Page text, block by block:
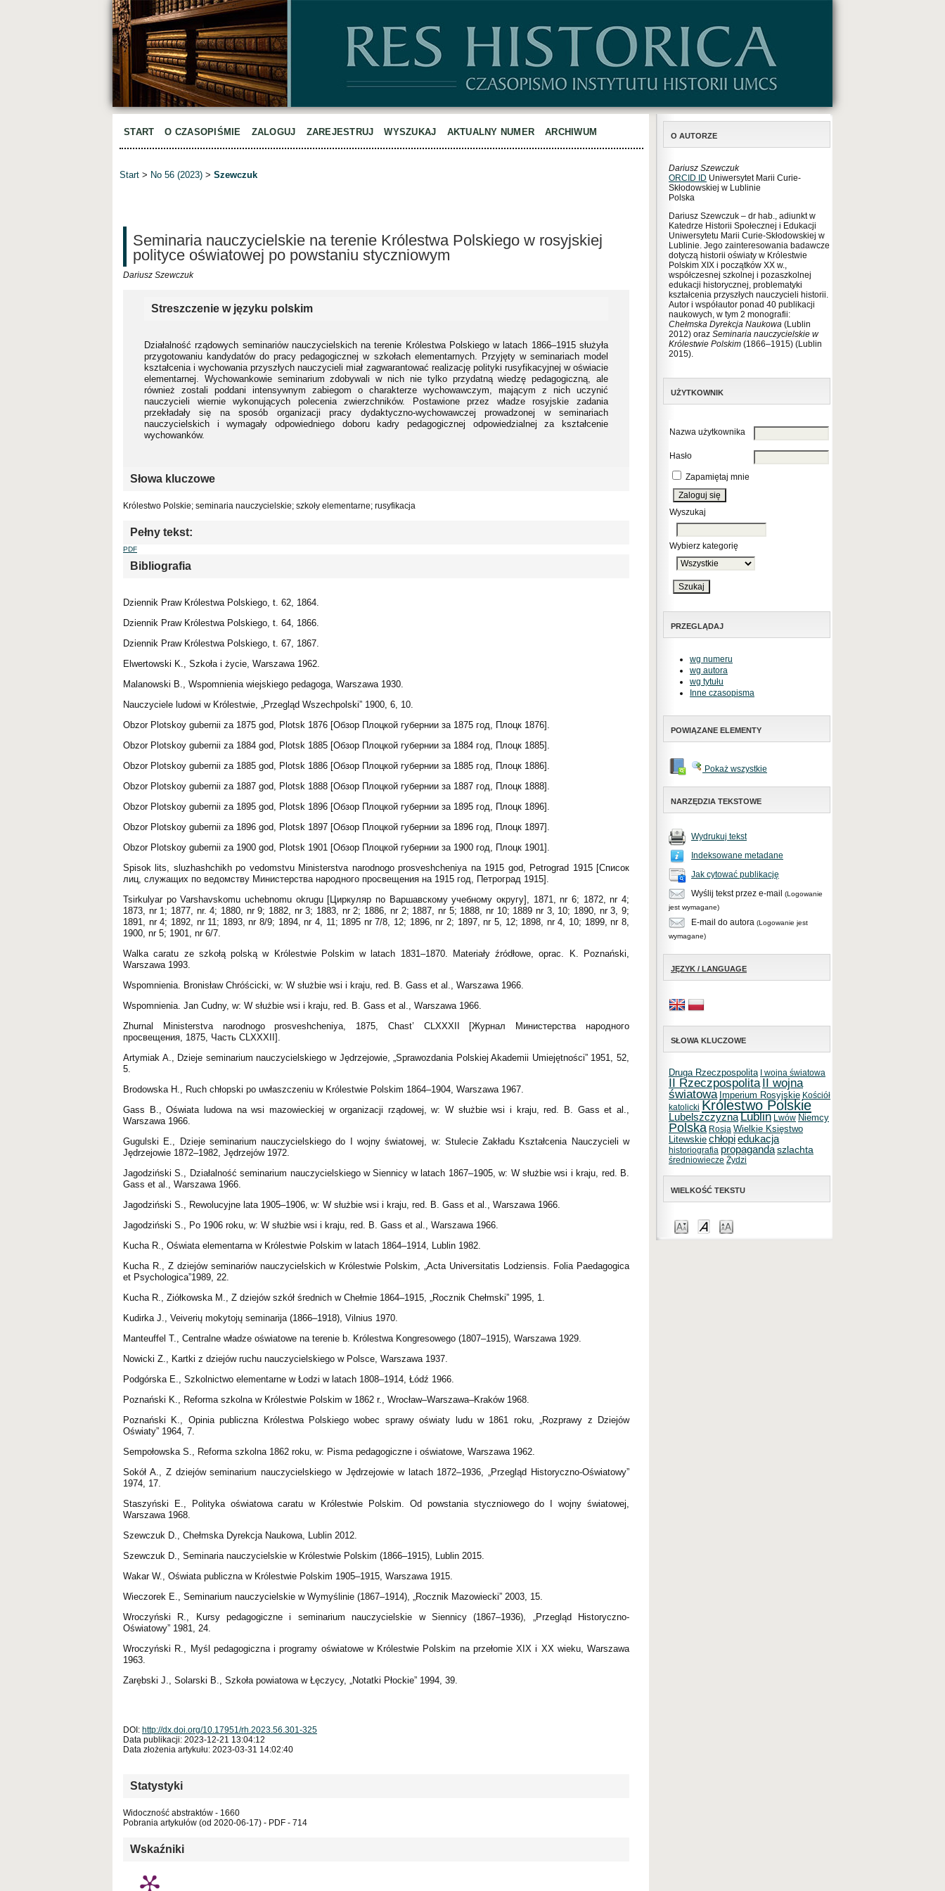
O AUTORZE
Dariusz Szewczuk
ORCID ID Uniwersytet Marii Curie-
Skłodowskiej w Lublinie
Polska
Dariusz Szewczuk – dr hab., adiunkt w
Katedrze Historii Społecznej i Edukacji
Uniwersytetu Marii Curie-Skłodowskiej w
Lublinie. Jego zainteresowania badawcze
dotyczą historii oświaty w Królestwie
Polskim XIX i początków XX w.,
współczesnej szkolnej i pozaszkolnej
edukacji historycznej, problematyki
kształcenia przyszłych nauczycieli historii.
Autor i współautor ponad 40 publikacji
naukowych, w tym 2 monografii:
Chełmska Dyrekcja Naukowa (Lublin
2012) oraz Seminaria nauczycielskie w
Królestwie Polskim (1866–1915) (Lublin
2015).
UŻYTKOWNIK
Nazwa użytkownika
Hasło
Zapamiętaj mnie
Wyszukaj
Wybierz kategorię
PRZEGLĄDAJ
wg numeru
wg autora
wg tytułu
Inne czasopisma
POWIĄZANE ELEMENTY
Pokaż wszystkie
NARZĘDZIA TEKSTOWE
Wydrukuj tekst
Indeksowane metadane
Jak cytować publikację
Wyślij tekst przez e-mail
(Logowanie
jest wymagane)
E-mail do autora (Logowanie jest
wymagane)
JĘZYK / LANGUAGE
SŁOWA KLUCZOWE
Druga Rzeczpospolita I wojna światowa
II Rzeczpospolita II wojna
światowa Imperium Rosyjskie Kościół
katolicki Królestwo Polskie
LubelszczyznaLublin Lwów Niemcy
Polska Rosja Wielkie Księstwo
Litewskie chłopiedukacja
historiografia propagandaszlachta
średniowiecze Żydzi
WIELKOŚĆ TEKSTU
START O CZASOPIŚMIE ZALOGUJ ZAREJESTRUJ WYSZUKAJ AKTUALNY NUMER ARCHIWUM
Start > No 56 (2023) > Szewczuk
Seminaria nauczycielskie na terenie Królestwa Polskiego w rosyjskiej
polityce oświatowej po powstaniu styczniowym
Dariusz Szewczuk
Streszczenie w języku polskim
Działalność rządowych seminariów nauczycielskich na terenie Królestwa Polskiego w latach 1866–1915 służyła
przygotowaniu kandydatów do pracy pedagogicznej w szkołach elementarnych. Przyjęty w seminariach model
kształcenia i wychowania przyszłych nauczycieli miał zagwarantować realizację polityki rusyfikacyjnej w oświacie
elementarnej. Wychowankowie seminarium zdobywali w nich nie tylko przydatną wiedzę pedagogiczną, ale
również zostali poddani intensywnym zabiegom o charakterze wychowawczym, mającym z nich uczynić
nauczycieli wiernie wykonujących polecenia zwierzchników. Postawione przez władze rosyjskie zadania
przekładały się na sposób organizacji pracy dydaktyczno-wychowawczej prowadzonej w seminariach
nauczycielskich i wymagały odpowiedniego doboru kadry pedagogicznej odpowiedzialnej za kształcenie
wychowanków.
Słowa kluczowe
Królestwo Polskie; seminaria nauczycielskie; szkoły elementarne; rusyfikacja
Pełny tekst:
PDF
Bibliografia
Dziennik Praw Królestwa Polskiego, t. 62, 1864.
Dziennik Praw Królestwa Polskiego, t. 64, 1866.
Dziennik Praw Królestwa Polskiego, t. 67, 1867.
Elwertowski K., Szkoła i życie, Warszawa 1962.
Malanowski B., Wspomnienia wiejskiego pedagoga, Warszawa 1930.
Nauczyciele ludowi w Królestwie, „Przegląd Wszechpolski” 1900, 6, 10.
Obzor Plotskoy gubernii za 1875 god, Plotsk 1876 [Обзор Плоцкой губернии за 1875 год, Плоцк 1876].
Obzor Plotskoy gubernii za 1884 god, Plotsk 1885 [Обзор Плоцкой губернии за 1884 год, Плоцк 1885].
Obzor Plotskoy gubernii za 1885 god, Plotsk 1886 [Обзор Плоцкой губернии за 1885 год, Плоцк 1886].
Obzor Plotskoy gubernii za 1887 god, Plotsk 1888 [Обзор Плоцкой губернии за 1887 год, Плоцк 1888].
Obzor Plotskoy gubernii za 1895 god, Plotsk 1896 [Обзор Плоцкой губернии за 1895 год, Плоцк 1896].
Obzor Plotskoy gubernii za 1896 god, Plotsk 1897 [Обзор Плоцкой губернии за 1896 год, Плоцк 1897].
Obzor Plotskoy gubernii za 1900 god, Plotsk 1901 [Обзор Плоцкой губернии за 1900 год, Плоцк 1901].
Spisok lits, sluzhashchikh po vedomstvu Ministerstva narodnogo prosveshcheniya na 1915 god, Petrograd 1915 [Список
лиц, служащих по ведомству Министерства народного просвещения на 1915 год, Петроград 1915].
Tsirkulyar po Varshavskomu uchebnomu okrugu [Циркуляр по Варшавскому учебному округу], 1871, nr 6; 1872, nr 4;
1873, nr 1; 1877, nr. 4; 1880, nr 9; 1882, nr 3; 1883, nr 2; 1886, nr 2; 1887, nr 5; 1888, nr 10; 1889 nr 3, 10; 1890, nr 3, 9;
1891, nr 4; 1892, nr 11; 1893, nr 8/9; 1894, nr 4, 11; 1895 nr 7/8, 12; 1896, nr 2; 1897, nr 5, 12; 1898, nr 4, 10; 1899, nr 8,
1900, nr 5; 1901, nr 6/7.
Walka caratu ze szkołą polską w Królestwie Polskim w latach 1831–1870. Materiały źródłowe, oprac. K. Poznański,
Warszawa 1993.
Wspomnienia. Bronisław Chróścicki, w: W służbie wsi i kraju, red. B. Gass et al., Warszawa 1966.
Wspomnienia. Jan Cudny, w: W służbie wsi i kraju, red. B. Gass et al., Warszawa 1966.
Zhurnal Ministerstva narodnogo prosveshcheniya, 1875, Chast’ CLXXXII [Журнал Министерства народного
просвещения, 1875, Часть CLXXXII].
Artymiak A., Dzieje seminarium nauczycielskiego w Jędrzejowie, „Sprawozdania Polskiej Akademii Umiejętności” 1951, 52,
5.
Brodowska H., Ruch chłopski po uwłaszczeniu w Królestwie Polskim 1864–1904, Warszawa 1967.
Gass B., Oświata ludowa na wsi mazowieckiej w organizacji rządowej, w: W służbie wsi i kraju, red. B. Gass et al.,
Warszawa 1966.
Gugulski E., Dzieje seminarium nauczycielskiego do I wojny światowej, w: Stulecie Zakładu Kształcenia Nauczycieli w
Jędrzejowie 1872–1982, Jędrzejów 1972.
Jagodziński S., Działalność seminarium nauczycielskiego w Siennicy w latach 1867–1905, w: W służbie wsi i kraju, red. B.
Gass et al., Warszawa 1966.
Jagodziński S., Rewolucyjne lata 1905–1906, w: W służbie wsi i kraju, red. B. Gass et al., Warszawa 1966.
Jagodziński S., Po 1906 roku, w: W służbie wsi i kraju, red. B. Gass et al., Warszawa 1966.
Kucha R., Oświata elementarna w Królestwie Polskim w latach 1864–1914, Lublin 1982.
Kucha R., Z dziejów seminariów nauczycielskich w Królestwie Polskim, „Acta Universitatis Lodziensis. Folia Paedagogica
et Psychologica”1989, 22.
Kucha R., Ziółkowska M., Z dziejów szkół średnich w Chełmie 1864–1915, „Rocznik Chełmski” 1995, 1.
Kudirka J., Veiverių mokytojų seminarija (1866–1918), Vilnius 1970.
Manteuffel T., Centralne władze oświatowe na terenie b. Królestwa Kongresowego (1807–1915), Warszawa 1929.
Nowicki Z., Kartki z dziejów ruchu nauczycielskiego w Polsce, Warszawa 1937.
Podgórska E., Szkolnictwo elementarne w Łodzi w latach 1808–1914, Łódź 1966.
Poznański K., Reforma szkolna w Królestwie Polskim w 1862 r., Wrocław–Warszawa–Kraków 1968.
Poznański K., Opinia publiczna Królestwa Polskiego wobec sprawy oświaty ludu w 1861 roku, „Rozprawy z Dziejów
Oświaty” 1964, 7.
Sempołowska S., Reforma szkolna 1862 roku, w: Pisma pedagogiczne i oświatowe, Warszawa 1962.
Sokół A., Z dziejów seminarium nauczycielskiego w Jędrzejowie w latach 1872–1936, „Przegląd Historyczno-Oświatowy”
1974, 17.
Staszyński E., Polityka oświatowa caratu w Królestwie Polskim. Od powstania styczniowego do I wojny światowej,
Warszawa 1968.
Szewczuk D., Chełmska Dyrekcja Naukowa, Lublin 2012.
Szewczuk D., Seminaria nauczycielskie w Królestwie Polskim (1866–1915), Lublin 2015.
Wakar W., Oświata publiczna w Królestwie Polskim 1905–1915, Warszawa 1915.
Wieczorek E., Seminarium nauczycielskie w Wymyślinie (1867–1914), „Rocznik Mazowiecki” 2003, 15.
Wroczyński R., Kursy pedagogiczne i seminarium nauczycielskie w Siennicy (1867–1936), „Przegląd Historyczno-
Oświatowy” 1981, 24.
Wroczyński R., Myśl pedagogiczna i programy oświatowe w Królestwie Polskim na przełomie XIX i XX wieku, Warszawa
1963.
Zarębski J., Solarski B., Szkoła powiatowa w Łęczycy, „Notatki Płockie” 1994, 39.
DOI: http://dx.doi.org/10.17951/rh.2023.56.301-325
Data publikacji: 2023-12-21 13:04:12
Data złożenia artykułu: 2023-03-31 14:02:40
Statystyki
Widoczność abstraktów - 1660
Pobrania artykułów (od 2020-06-17) - PDF - 714
Wskaźniki